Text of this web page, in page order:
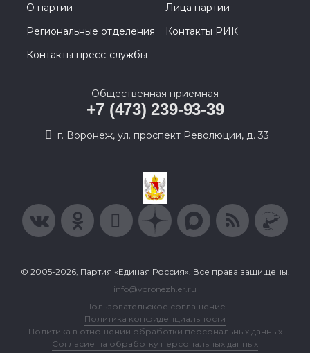
О партии
Лица партии
Региональные отделения
Контакты РИК
Контакты пресс-службы
Общественная приемная
+7 (473) 239-93-39
г. Воронеж, ул. проспект Революции, д. 33
© 2005-2026, Партия «Единая Россия». Все права защищены.
info@voronezh.er.ru
Пользовательское соглашение
Политика конфиденциальности
Политика в отношении обработки персональных данных
Согласие на обработку персональных данных